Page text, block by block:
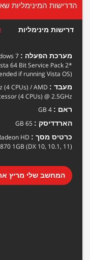
הדרישות המינימליות
דרישות מינימליות
מערכת הפעלה : 7
64 Bit Service Pack 2*
if running Vista OS)
מעבד : (4 CPUs) / AMD
(4 CPUs) @ 2.5GHz
ראם :
הארדדיסק :
כרטיס מסך : HD
1GB (DX 10, 10.1, 11)
המחשב שלי מריץ